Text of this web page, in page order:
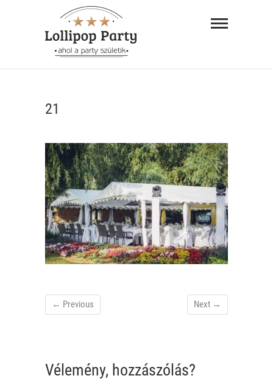
ahol a
"AHOL A PARTY SZÜLETIK"
21
← Previous Next →
Vélemény, hozzászólás?